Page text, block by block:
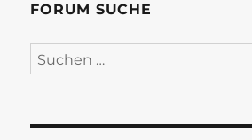
FORUM SUCHE